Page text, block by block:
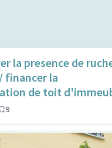
la presence de
financer la
de toit
9